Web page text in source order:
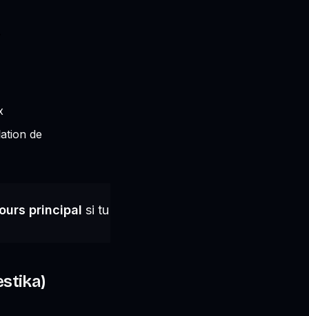
de
principal si tu